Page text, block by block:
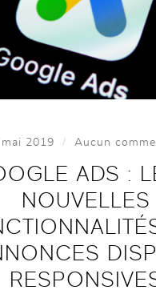
mai 2019 / Aucun
ADS :
NOUVELLES